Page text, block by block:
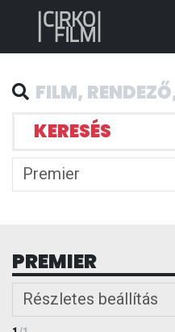
KERESÉS
Premier
PREMIER
Részletes beállítás